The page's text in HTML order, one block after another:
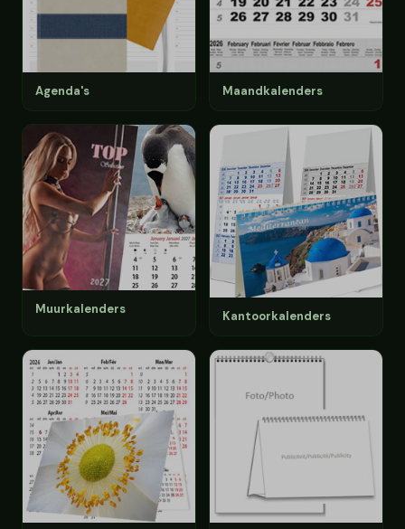
Agenda's Maandkalenders
Muurkalenders Kantoorkalenders